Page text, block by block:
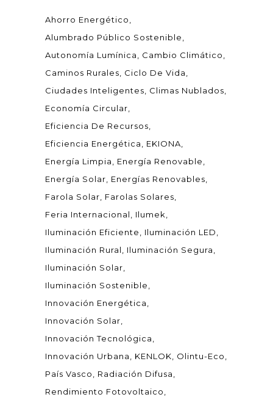
Ahorro Energético
Alumbrado Público Sostenible
Autonomía Lumínica
Cambio Climático
Caminos Rurales
Ciclo De Vida
Ciudades Inteligentes
Climas Nublados
Economía Circular
Eficiencia De Recursos
Eficiencia Energética
EKIONA
Energía Limpia
Energía Renovable
Energía Solar
Energías Renovables
Farola Solar
Farolas Solares
Feria Internacional
Ilumek
Iluminación Eficiente
Iluminación LED
Iluminación Rural
Iluminación Segura
Iluminación Solar
Iluminación Sostenible
Innovación Energética
Innovación Solar
Innovación Tecnológica
Innovación Urbana
KENLOK
Olintu-Eco
País Vasco
Radiación Difusa
Rendimiento Fotovoltaico